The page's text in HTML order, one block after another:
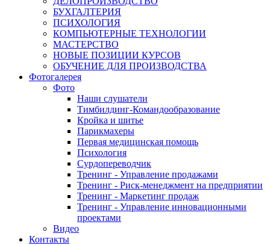
БУХГАЛТЕРИЯ
ПСИХОЛОГИЯ
КОМПЬЮТЕРНЫЕ ТЕХНОЛОГИИ
МАСТЕРСТВО
НОВЫЕ ПОЗИЦИИ КУРСОВ
ОБУЧЕНИЕ ДЛЯ ПРОИЗВОДСТВА
Фотогалерея
Фото
Наши слушатели
Тимбилдинг-Командообразование
Кройка и шитье
Парикмахеры
Первая медицинская помощь
Психология
Сурдопереводчик
Тренинг - Управление продажами
Тренинг - Риск-менеджмент на предприятии
Тренинг - Маркетинг продаж
Тренинг - Управление инновационными
проектами
Видео
Контакты